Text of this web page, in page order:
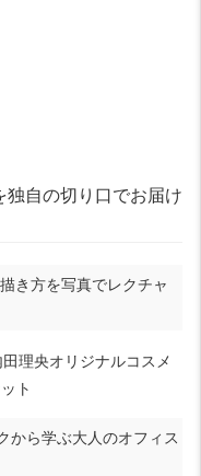
独自の切り口でお届け
き方を写真でレクチャ
理央オリジナルコスメ
ト
から学ぶ大人のオフィス